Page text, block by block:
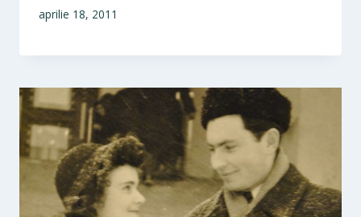
aprilie 18, 2011